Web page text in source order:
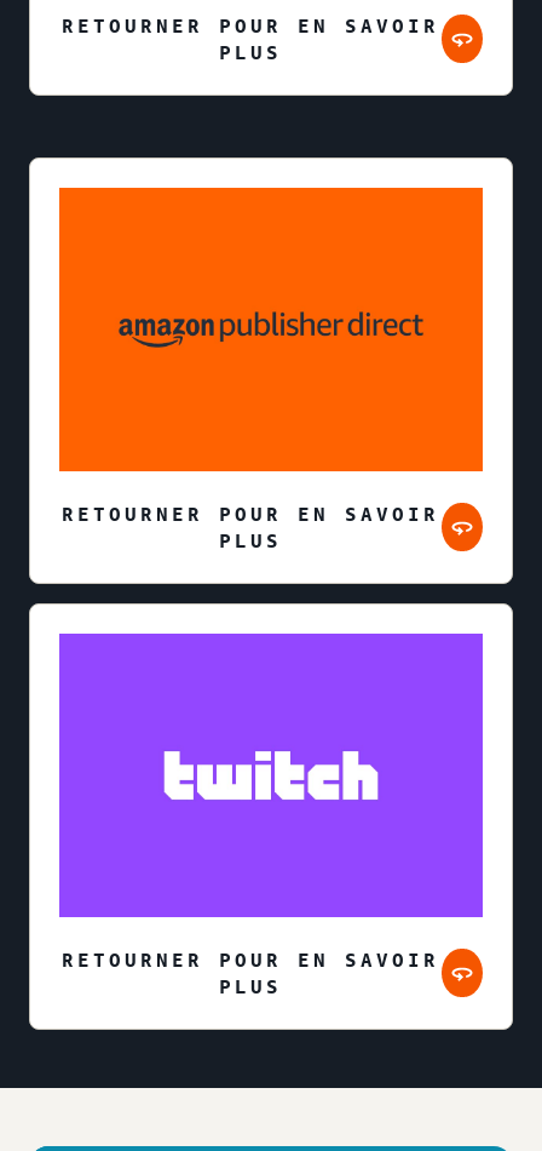
RETOURNER POUR EN SAVOIR
PLUS
RETOURNER POUR EN SAVOIR
PLUS
RETOURNER POUR EN SAVOIR
PLUS